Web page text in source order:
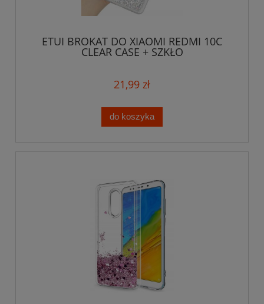
ETUI BROKAT DO XIAOMI REDMI 10C
CLEAR CASE + SZKŁO
21,99 zł
do koszyka